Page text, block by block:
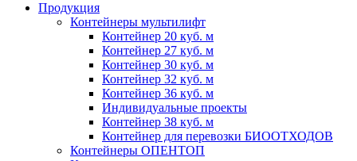
Продукция
Контейнеры мультилифт
Контейнер 20 куб. м
Контейнер 27 куб. м
Контейнер 30 куб. м
Контейнер 32 куб. м
Контейнер 36 куб. м
Индивидуальные проекты
Контейнер 38 куб. м
Контейнер для перевозки БИООТХОДОВ
Контейнеры ОПЕНТОП